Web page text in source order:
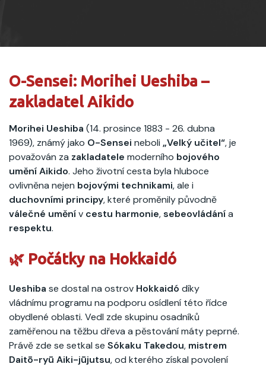
O-Sensei: Morihei Ueshiba –
zakladatel Aikido
Morihei Ueshiba (14. prosince 1883 - 26. dubna
1969), známý jako O-Sensei neboli „Velký učitel“, je
považován za zakladatele moderního bojového
uměníAikido. Jeho životní cesta byla hluboce
ovlivněna nejen bojovými technikami, ale i
duchovními principy, které proměnily původně
válečné uměnív cestu harmonie,sebeovládánía
respektu.
🌿 Počátky na Hokkaidó
Ueshiba se dostal na ostrov Hokkaidó díky
vládnímu programu na podporu osídlení této řídce
obydlené oblasti. Vedl zde skupinu osadníků
zaměřenou na těžbu dřeva a pěstování máty peprné.
Právě zde se setkal se Sókaku Takedou, mistrem
Daitō-ryū Aiki-jūjutsu, od kterého získal povolení